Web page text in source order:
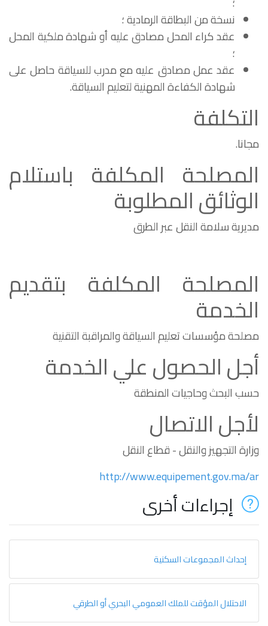
نسخة من البطاقة الرمادية ؛
عقد كراء المحل مصادق عليه أو شهادة ملكية المحل
؛
عقد عمل مصادق عليه مع مدرب للسياقة حاصل على
شهادة الكفاءة المهنية لتعليم السياقة.
التكلفة
مجانا.
المصلحة المكلفة باستلام
الوثائق المطلوبة
مديرية سلامة النقل عبر الطرق
المصلحة المكلفة بتقديم
الخدمة
مصلحة مؤسسات تعليم السياقة والمراقبة التقنية
أجل الحصول علي الخدمة
حسب البحث وحاجيات المنطقة
لأجل الاتصال
وزارة التجهيز والنقل - قطاع النقل
http://www.equipement.gov.ma/ar
إجراءات أخرى
إحداث المجموعات السكنية
الاحتلال المؤقت للملك العمومي البحري أو الطرقي